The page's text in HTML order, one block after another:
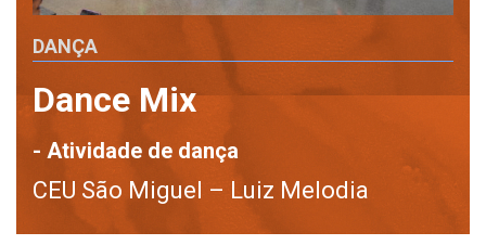
DANÇA
Dance Mix
- Atividade de dança
CEU São Miguel – Luiz Melodia